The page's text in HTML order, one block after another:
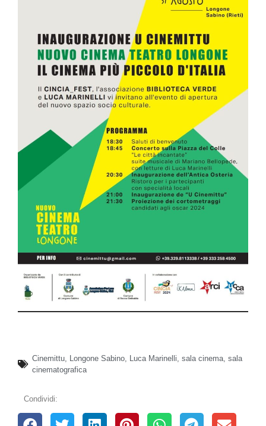
Cinemittu Longone Sabino Luca Marinelli sala cinema sala
cinematografica
Condividi: